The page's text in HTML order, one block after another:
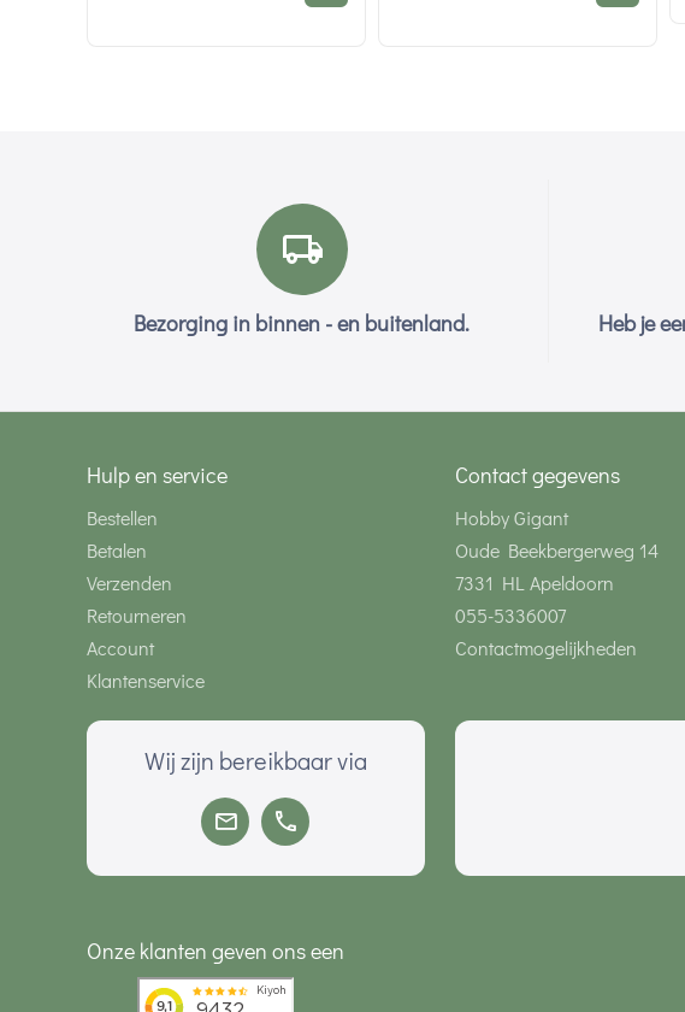
Bezorging in binnen - en buitenland. Heb je
Hulp en service
Bestellen
Betalen
Verzenden
Retourneren
Account
Klantenservice
Contact gegevens
Hobby Gigant
Oude Beekbergerweg 14
7331 HL Apeldoorn
055-5336007
Contactmogelijkheden
Wij zijn bereikbaar via
Onze klanten geven ons een